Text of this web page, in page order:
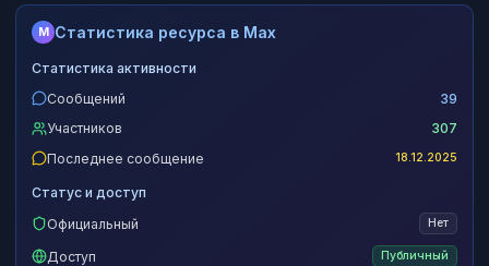
M Статистика ресурса в Max
Статистика активности
Сообщений
39
Участников
307
Последнее сообщение
18.12.2025
Статус и доступ
Официальный
Нет
Доступ Публичный